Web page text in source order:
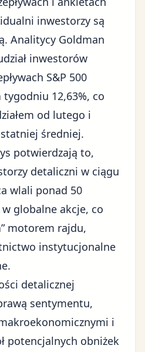
inwestorzy są
Analitycy Goldman
inwestorów
S&P 500
tygodniu 12,63%, co
od lutego i
średniej.
potwierdzają to,
detaliczni w ciągu
wlali ponad 50
globalne akcje, co
motorem rajdu,
instytucjonalne
detalicznej
sentymentu,
i
potencjalnych obniżek